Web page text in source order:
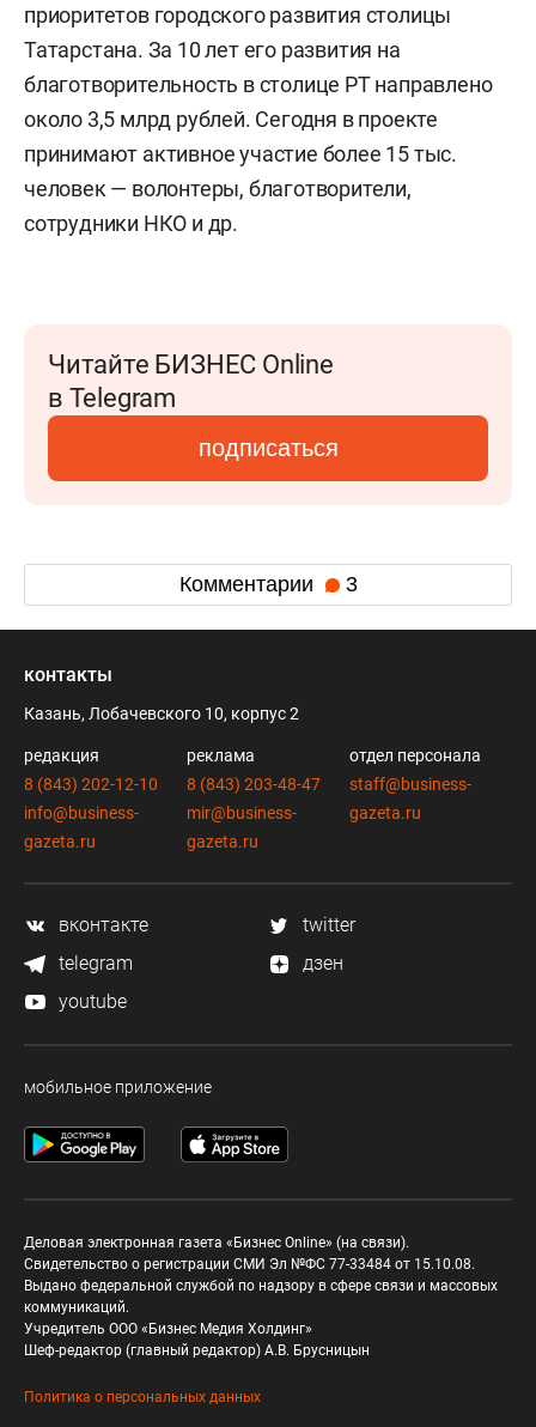
приоритетов городского развития столицы
Татарстана. За 10 лет его развития на
благотворительность в столице РТ направлено
около 3,5 млрд рублей. Сегодня в проекте
принимают активное участие более 15 тыс.
человек — волонтеры, благотворители,
сотрудники НКО и др.
Читайте БИЗНЕС Online
в Telegram
подписаться
Комментарии 3
контакты
Казань, Лобачевского 10, корпус 2
редакция
8 (843) 202-12-10
info@business-
gazeta.ru
реклама
8 (843) 203-48-47
mir@business-
gazeta.ru
отдел персонала
staff@business-
gazeta.ru
вконтакте
twitter
telegram
дзен
youtube
мобильное приложение
Деловая электронная газета «Бизнес Online» (на связи).
Свидетельство о регистрации СМИ Эл №ФС 77-33484 от 15.10.08.
Выдано федеральной службой по надзору в сфере связи и массовых
коммуникаций.
Учредитель ООО «Бизнес Медия Холдинг»
Шеф-редактор (главный редактор) А.В. Брусницын
Политика о персональных данных